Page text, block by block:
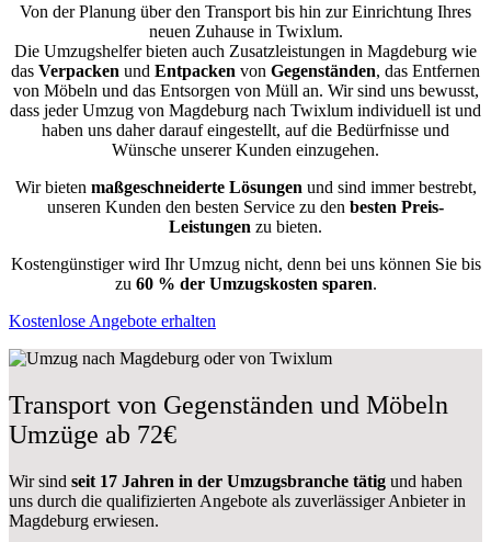
Von der Planung über den Transport bis hin zur Einrichtung Ihres
neuen Zuhause in Twixlum.
Die Umzugshelfer bieten auch Zusatzleistungen in Magdeburg wie
das Verpacken und Entpacken von Gegenständen, das Entfernen
von Möbeln und das Entsorgen von Müll an. Wir sind uns bewusst,
dass jeder Umzug von Magdeburg nach Twixlum individuell ist und
haben uns daher darauf eingestellt, auf die Bedürfnisse und
Wünsche unserer Kunden einzugehen.
Wir bieten maßgeschneiderte Lösungen und sind immer bestrebt,
unseren Kunden den besten Service zu den besten Preis-
Leistungen zu bieten.
Kostengünstiger wird Ihr Umzug nicht, denn bei uns können Sie bis
zu 60 % der Umzugskosten sparen.
Kostenlose Angebote erhalten
Transport von Gegenständen und Möbeln
Umzüge ab 72€
Wir sind seit 17 Jahren in der Umzugsbranche tätig und haben
uns durch die qualifizierten Angebote als zuverlässiger Anbieter in
Magdeburg erwiesen.